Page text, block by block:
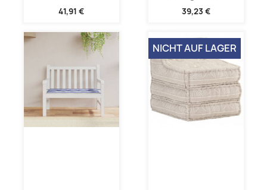
41,91 € 39,23 €
NICHT AUF LAGER